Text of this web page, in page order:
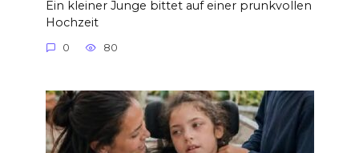
Ein kleiner Junge bittet auf einer prunkvollen
Hochzeit
0 80